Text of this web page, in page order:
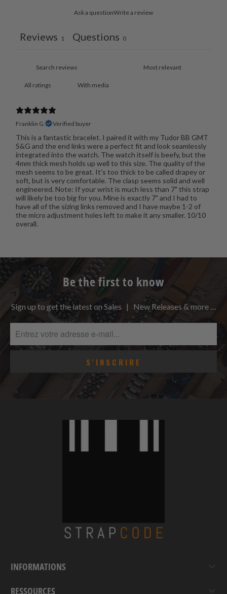
Ask a questionWrite a review
Reviews 1 Questions 0
With media
Franklin G. Verified buyer
This is a fantastic bracelet. I paired it with my Tudor BB GMT
S&G and the end links were a perfect fit and look seamlessly
integrated into the watch. The watch itself is beefy, but the
4mm thick mesh holds up well to this size. The quality of the
mesh seems to be great. It's too thick to be called drapey or
soft, but is very comfortable. The clasp seems solid and well
engineered. Note: If your wrist is much less than 7" this strap
will likely be too big for you. Mine is exactly 7" and I had to
have all of the sizing links removed and I have maybe 1-2 of
the micro adjustment holes left to make it any smaller. 10/10
overall.
Be the first to know
Sign up to get the latest on Sales | New Releases & more …
INFORMATIONS
RESSOURCES